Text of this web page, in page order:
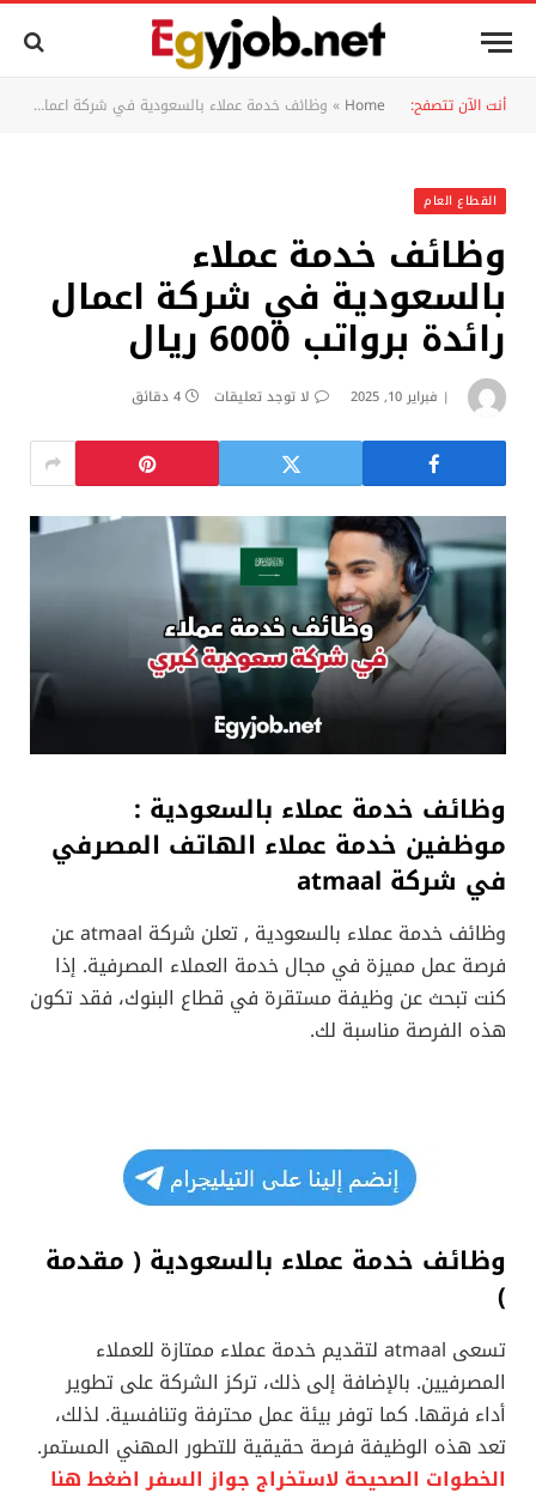
أنت الآن تتصفح: Home
» وظائف خدمة عملاء بالسعودية في شركة اعمال رائدة برواتب 6000 ريال
القطاع العام
وظائف خدمة عملاء
بالسعودية في شركة اعمال
رائدة برواتب 6000 ريال
فبراير 10, 2025 لا توجد تعليقات 4 دقائق
وظائف خدمة عملاء بالسعودية :
موظفين خدمة عملاء الهاتف المصرفي
في شركة atmaal
وظائف خدمة عملاء بالسعودية , تعلن شركة atmaal عن
فرصة عمل مميزة في مجال خدمة العملاء المصرفية. إذا
كنت تبحث عن وظيفة مستقرة في قطاع البنوك، فقد تكون
هذه الفرصة مناسبة لك.
وظائف خدمة عملاء بالسعودية ( مقدمة
)
تسعى atmaal لتقديم خدمة عملاء ممتازة للعملاء
المصرفيين. بالإضافة إلى ذلك، تركز الشركة على تطوير
أداء فرقها. كما توفر بيئة عمل محترفة وتنافسية. لذلك،
تعد هذه الوظيفة فرصة حقيقية للتطور المهني المستمر.
الخطوات الصحيحة لاستخراج جواز السفر اضغط هنا